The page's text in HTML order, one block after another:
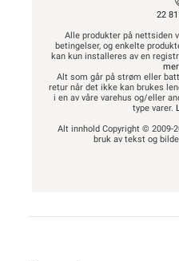
22
Alle produkter på nettsiden
betingelser, og enkelte
kan kun installeres av en
Alt som går på strøm eller
retur når det ikke kan brukes
i en av våre varehus og/eller
type varer.
Alt innhold Copyright © 2009-
bruk av tekst og